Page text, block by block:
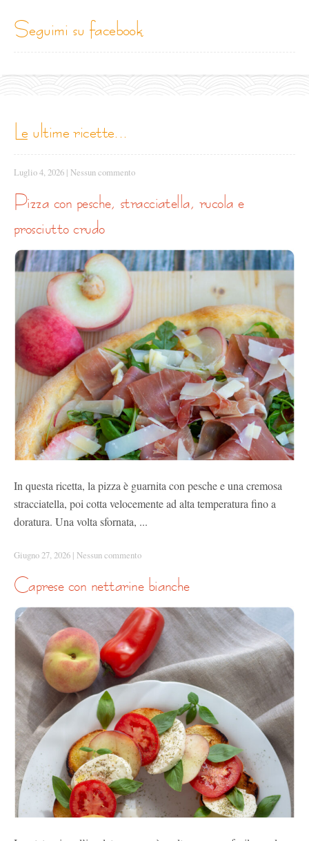
seguimi su facebook
le ultime ricette...
Luglio 4, 2026 | Nessun commento
pizza con pesche, stracciatella, rucola e
prosciutto crudo
In questa ricetta, la pizza è guarnita con pesche e una cremosa
stracciatella, poi cotta velocemente ad alta temperatura fino a
doratura. Una volta sfornata, ...
Giugno 27, 2026 | Nessun commento
caprese con nettarine bianche